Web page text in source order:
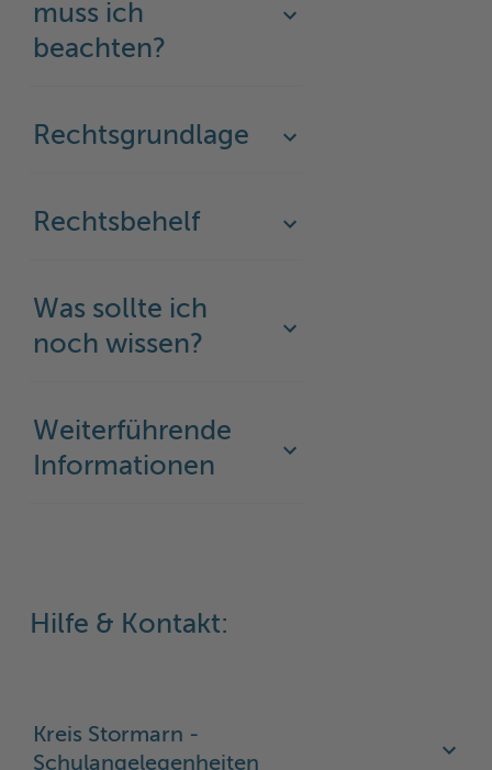
muss ich
beachten?
Rechtsgrundlage
Rechtsbehelf
Was sollte ich
noch wissen?
Weiterführende
Informationen
Hilfe & Kontakt:
Kreis Stormarn -
Schulangelegenheiten